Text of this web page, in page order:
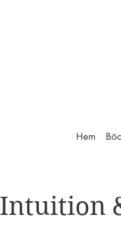
Hem
Intuition